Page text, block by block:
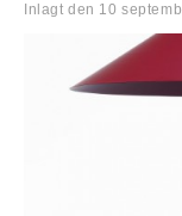
Inlagt den 10